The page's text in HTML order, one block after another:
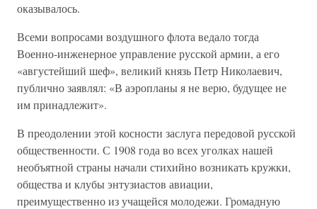
оказывалось.
Всеми вопросами воздушного флота ведало тогда
Военно-инженерное управление русской армии, а его
«августейший шеф», великий князь Петр Николаевич,
публично заявлял: «В аэропланы я не верю, будущее не
им принадлежит».
В преодолении этой косности заслуга передовой русской
общественности. С 1908 года во всех уголках нашей
необъятной страны начали стихийно возникать кружки,
общества и клубы энтузиастов авиации,
преимущественно из учащейся молодежи. Громадную